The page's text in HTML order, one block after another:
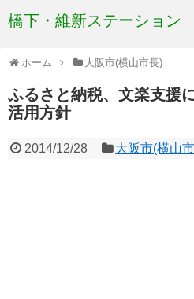
橋下・維新ステーション
ホーム 大阪市(横山市長)
ふるさと納税、文楽支
活用方針
2014/12/28 大阪市(横山